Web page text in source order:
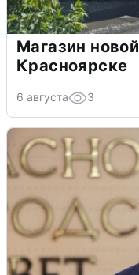
Магазин
Красноярске
6 августа 3